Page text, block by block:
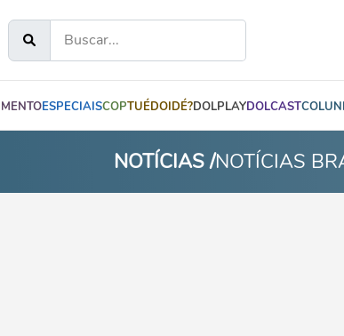
ESPECIAISCOPTUÉDOIDÉ?DOLPLAYDOLCAST
NOTÍCIAS /NOTÍCIAS